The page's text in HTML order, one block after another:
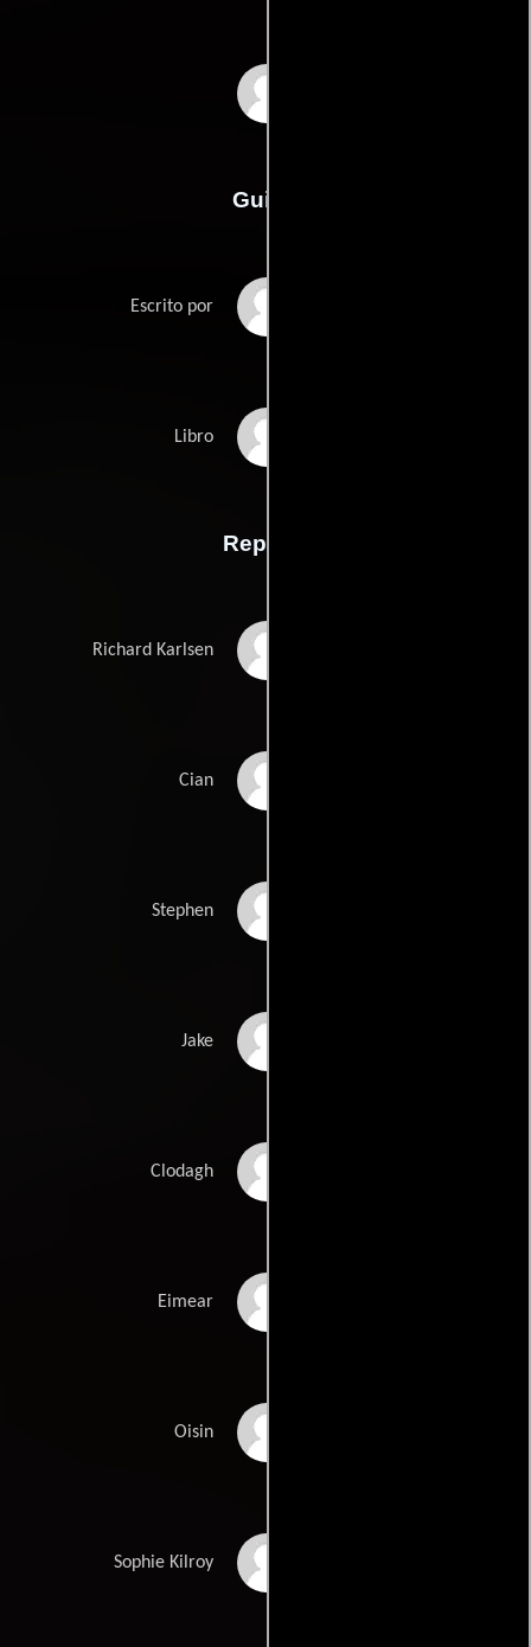
Guión
Escrito por
Libro
Reparto
Richard Karlsen
Cian
Stephen
Jake
Clodagh
Eimear
Oisin
Sophie Kilroy